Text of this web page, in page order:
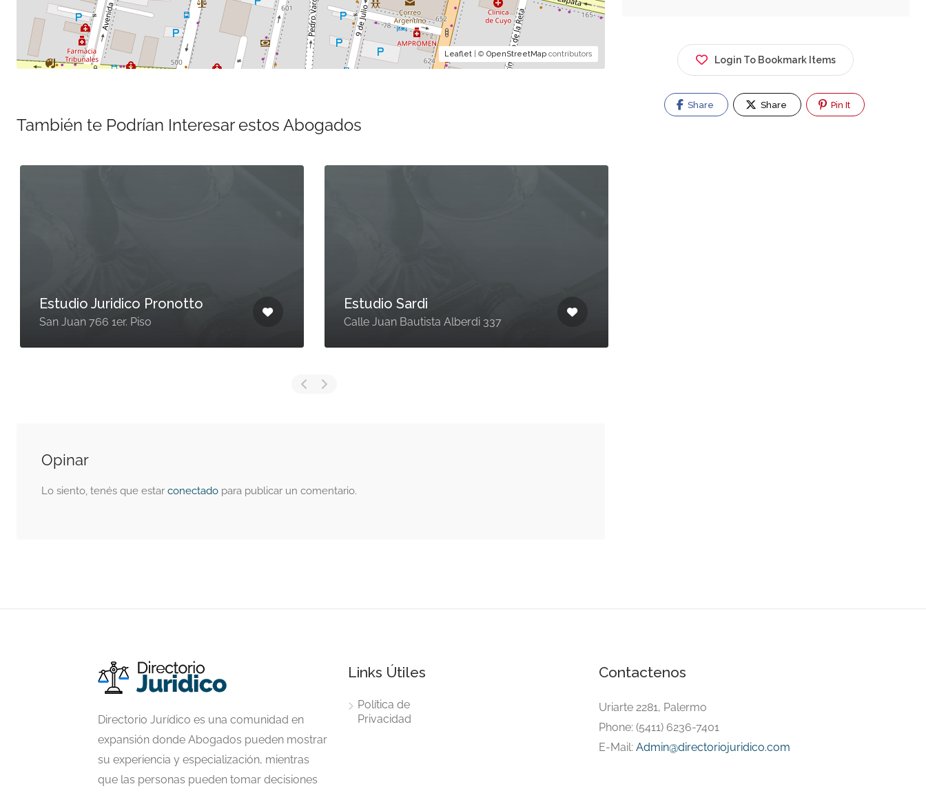
Leaflet | ©OpenStreetMap contributors
También te Podrían Interesar estos Abogados
Estudio Juridico Pronotto
San Juan 766 1er. Piso
Estudio Sardi
Calle Juan Bautista Alberdi 337
Opinar
Lo siento, tenés que estarconectado para publicar un comentario.
Login To Bookmark Items
Share Share Pin It
Directorio Jurídico es una comunidad en
expansión donde Abogados pueden mostrar
su experiencia y especialización, mientras
que las personas pueden tomar decisiones
Links Útiles
Política de
Privacidad
Contactenos
Uriarte 2281, Palermo
Phone: (5411) 6236-7401
E-Mail: Admin@directoriojuridico.com